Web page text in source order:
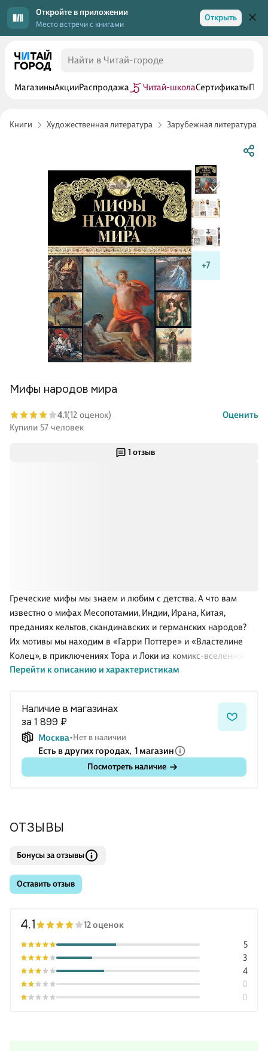
Откройте в приложении
Место встречи с книгами
Открыть
МагазиныАкцииРаспродажа Читай-школаСертификаты
Книги Художественная литература Зарубежная литература
+7
1 отзыв
Греческие мифы мы знаем и любим с детства. А что вам
известно о мифах Месопотамии, Индии, Ирана, Китая,
преданиях кельтов, скандинавских и германских народов?
Их мотивы мы находим в «Гарри Поттере» и «Властелине
Колец», в приключениях Тора и Локи из комикс-вселенной
Marvel и в бесчисленном количестве шедевров мировой
художников и других деятелей искусства. В нашей книге мы
собрали самые известные мифы из духовной сокровищницы
многих стран мира — истории о богах и героях, о чудовищах
и духах, о великих битвах и дальних странствиях. Они
изложены увлекательно и ярко, но в то же время б
Перейти к описанию и характеристикам
Мифы народов мира
4.1(12 оценок)
Оценить
Купили 57 человек
Наличие в магазинах
за 1 899 ₽
Москва Нет в наличии
Есть в других городах, 1 магазин
Посмотреть наличие
ОТЗЫВЫ
Бонусы за отзывы
Оставить отзыв
4.1 12 оценок
0
0
4
3
5